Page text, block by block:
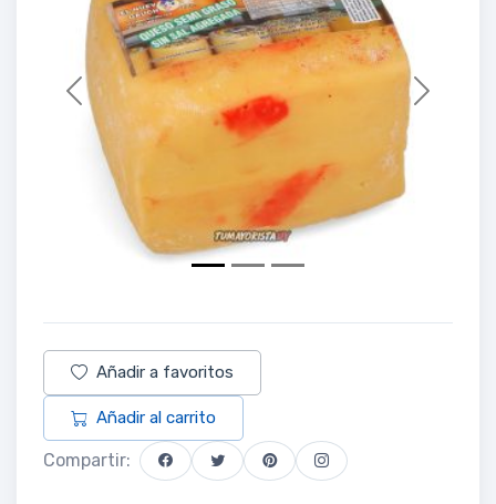
Previous Next
Añadir a favoritos
Añadir al carrito
Compartir: